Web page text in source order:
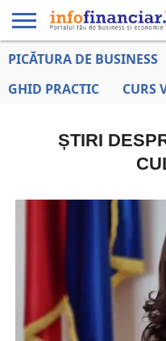
EDUCAȚIE
LA ZI
AFACERILOR
PICĂTURA DE BUSINESS
GHID PRACTIC
CURS
ȘTIRI